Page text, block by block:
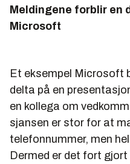
Meldingene forblir en
Microsoft
Et eksempel Microsoft
delta på en
en kollega om
sjansen er stor for at
telefonnummer, men
Dermed er det fort